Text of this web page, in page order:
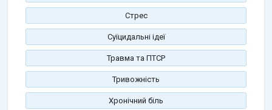
Стрес
Суїцидальні ідеї
Травма та ПТСР
Тривожність
Хронічний біль